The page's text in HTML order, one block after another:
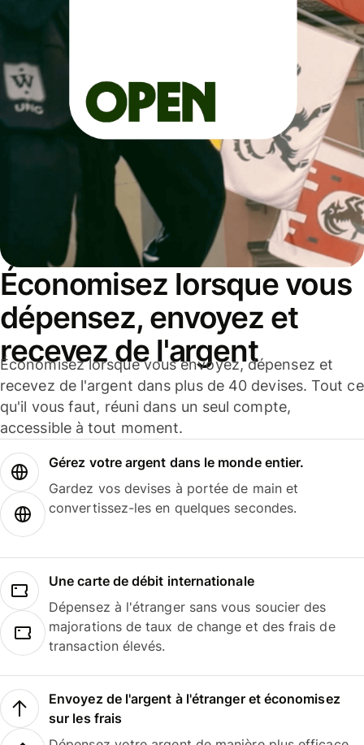
Économisez lorsque vous
dépensez, envoyez et
recevez de l'argent
Économisez lorsque vous envoyez, dépensez et
recevez de l'argent dans plus de 40 devises. Tout ce
qu'il vous faut, réuni dans un seul compte,
accessible à tout moment.
Gérez votre argent dans le monde entier.
Gardez vos devises à portée de main et
convertissez-les en quelques secondes.
Une carte de débit internationale
Dépensez à l'étranger sans vous soucier des
majorations de taux de change et des frais de
transaction élevés.
Envoyez de l'argent à l'étranger et économisez
sur les frais